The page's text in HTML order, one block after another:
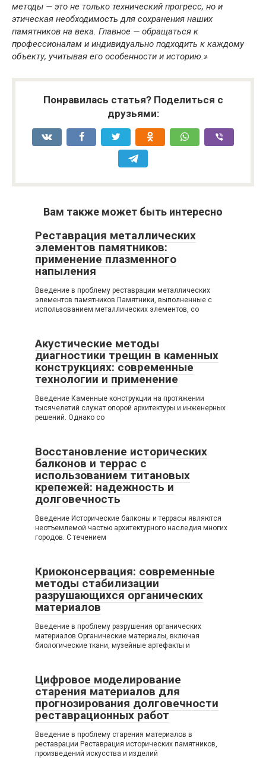
методы — это не только технический прогресс, но и
этическая необходимость для сохранения наших
памятников на века. Главное — обращаться к
профессионалам и индивидуально подходить к каждому
объекту, учитывая его особенности и историю.»
Понравилась статья? Поделиться с
друзьями:
Вам также может быть интересно
Реставрация металлических
элементов памятников:
применение плазменного
напыления
Введение в проблему реставрации металлических
элементов памятников Памятники, выполненные с
использованием металлических элементов, со
Акустические методы
диагностики трещин в каменных
конструкциях: современные
технологии и применение
Введение Каменные конструкции на протяжении
тысячелетий служат опорой архитектуры и инженерных
решений. Однако со
Восстановление исторических
балконов и террас с
использованием титановых
крепежей: надежность и
долговечность
Введение Исторические балконы и террасы являются
неотъемлемой частью архитектурного наследия многих
городов. С течением
Криоконсервация: современные
методы стабилизации
разрушающихся органических
материалов
Введение в проблему разрушения органических
материалов Органические материалы, включая
биологические ткани, музейные артефакты и
Цифровое моделирование
старения материалов для
прогнозирования долговечности
реставрационных работ
Введение в проблему старения материалов в
реставрации Реставрация исторических памятников,
произведений искусства и изделий